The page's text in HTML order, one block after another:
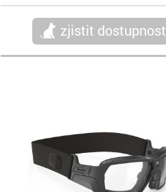
zjistit dostupnost